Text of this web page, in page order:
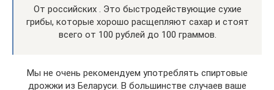
От российских . Это быстродействующие сухие
грибы, которые хорошо расщепляют сахар и стоят
всего от 100 рублей до 100 граммов.
Мы не очень рекомендуем употреблять спиртовые
дрожжи из Беларуси. В большинстве случаев ваше